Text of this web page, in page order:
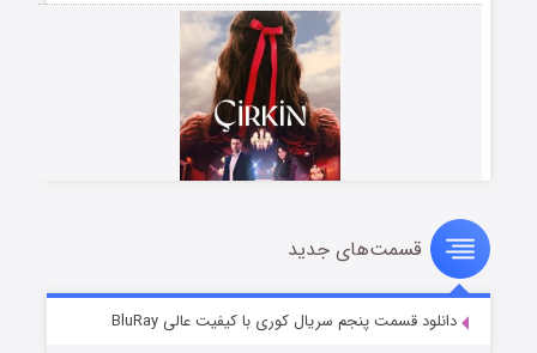
سریال زشت
قسمت۵ (زیرنویس) منتشر شد
قسمت‌های جدید
دانلود قسمت پنجم سریال کوری با کیفیت عالی BluRay